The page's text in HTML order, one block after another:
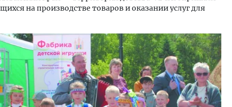
на производстве товаров и оказании услуг для